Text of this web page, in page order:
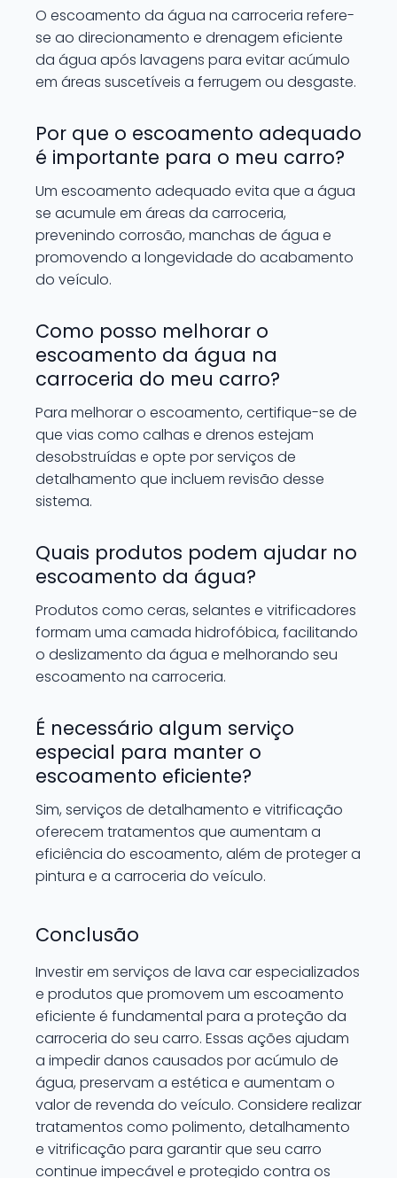
O escoamento da água na carroceria refere-
se ao direcionamento e drenagem eficiente
da água após lavagens para evitar acúmulo
em áreas suscetíveis a ferrugem ou desgaste.
Por que o escoamento adequado
é importante para o meu carro?
Um escoamento adequado evita que a água
se acumule em áreas da carroceria,
prevenindo corrosão, manchas de água e
promovendo a longevidade do acabamento
do veículo.
Como posso melhorar o
escoamento da água na
carroceria do meu carro?
Para melhorar o escoamento, certifique-se de
que vias como calhas e drenos estejam
desobstruídas e opte por serviços de
detalhamento que incluem revisão desse
sistema.
Quais produtos podem ajudar no
escoamento da água?
Produtos como ceras, selantes e vitrificadores
formam uma camada hidrofóbica, facilitando
o deslizamento da água e melhorando seu
escoamento na carroceria.
É necessário algum serviço
especial para manter o
escoamento eficiente?
Sim, serviços de detalhamento e vitrificação
oferecem tratamentos que aumentam a
eficiência do escoamento, além de proteger a
pintura e a carroceria do veículo.
Conclusão
Investir em serviços de lava car especializados
e produtos que promovem um escoamento
eficiente é fundamental para a proteção da
carroceria do seu carro. Essas ações ajudam
a impedir danos causados por acúmulo de
água, preservam a estética e aumentam o
valor de revenda do veículo. Considere realizar
tratamentos como polimento, detalhamento
e vitrificação para garantir que seu carro
continue impecável e protegido contra os